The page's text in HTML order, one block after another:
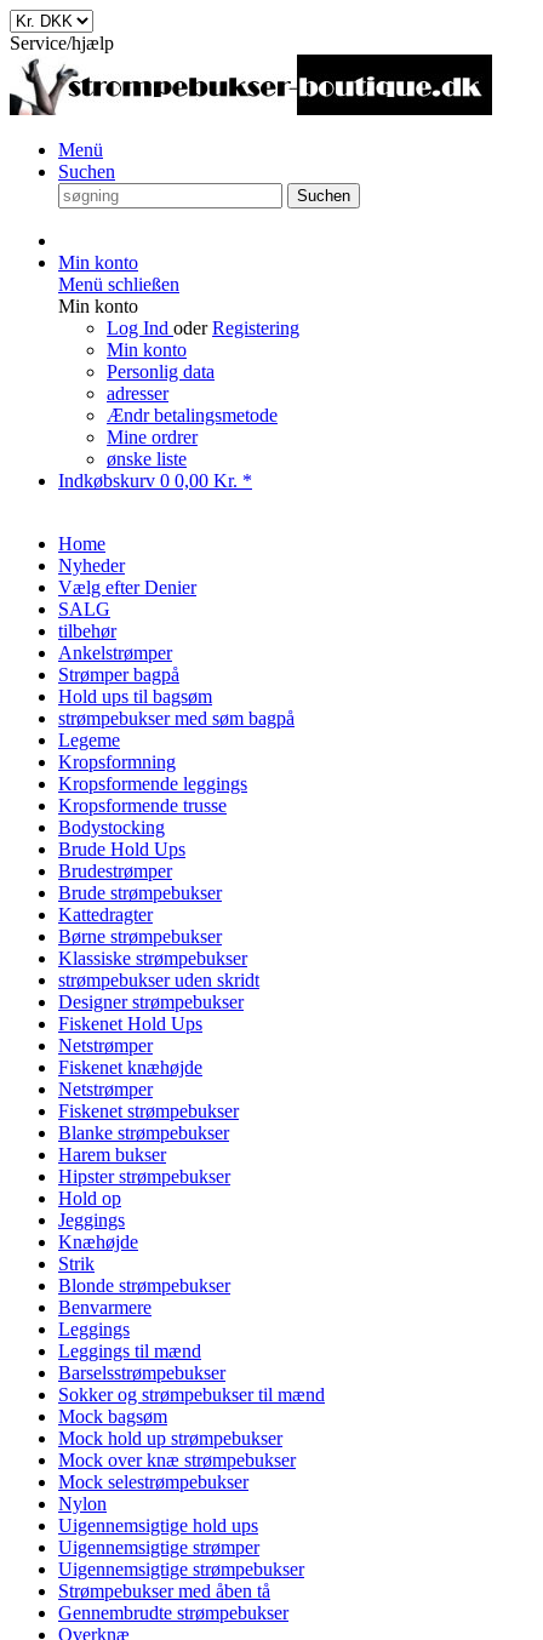
Service/hjælp
Menü
Suchen
Suchen
Min konto
Menü schließen
Min konto
Log Ind oderRegistering
Min konto
Personlig data
adresser
Ændr betalingsmetode
Mine ordrer
ønske liste
Indkøbskurv 0 0,00 Kr. *
Home
Nyheder
Vælg efter Denier
SALG
tilbehør
Ankelstrømper
Strømper bagpå
Hold ups til bagsøm
strømpebukser med søm bagpå
Legeme
Kropsformning
Kropsformende leggings
Kropsformende trusse
Bodystocking
Brude Hold Ups
Brudestrømper
Brude strømpebukser
Kattedragter
Børne strømpebukser
Klassiske strømpebukser
strømpebukser uden skridt
Designer strømpebukser
Fiskenet Hold Ups
Netstrømper
Fiskenet knæhøjde
Netstrømper
Fiskenet strømpebukser
Blanke strømpebukser
Harem bukser
Hipster strømpebukser
Hold op
Jeggings
Knæhøjde
Strik
Blonde strømpebukser
Benvarmere
Leggings
Leggings til mænd
Barselsstrømpebukser
Sokker og strømpebukser til mænd
Mock bagsøm
Mock hold up strømpebukser
Mock over knæ strømpebukser
Mock selestrømpebukser
Nylon
Uigennemsigtige hold ups
Uigennemsigtige strømper
Uigennemsigtige strømpebukser
Strømpebukser med åben tå
Gennembrudte strømpebukser
Overknæ